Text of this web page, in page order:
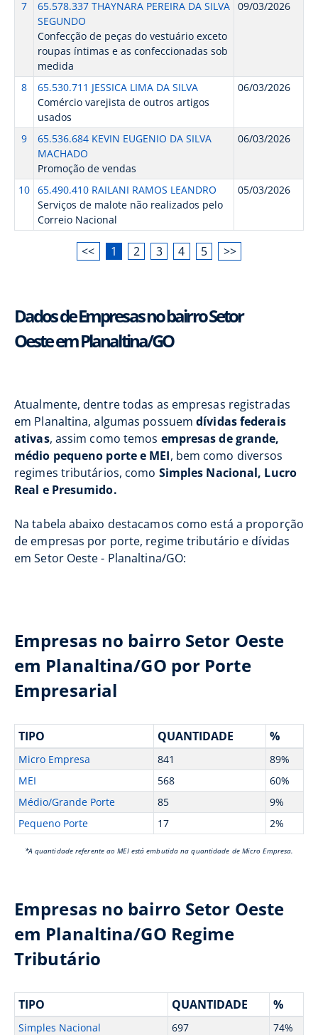
7
65.578.337 THAYNARA PEREIRA DA SILVA
SEGUNDO
Confecção de peças do vestuário exceto
roupas íntimas e as confeccionadas sob
medida
09/03/2026
8
65.530.711 JESSICA LIMA DA SILVA
Comércio varejista de outros artigos
usados
06/03/2026
9
65.536.684 KEVIN EUGENIO DA SILVA
MACHADO
Promoção de vendas
06/03/2026
10 65.490.410 RAILANI RAMOS LEANDRO
Serviços de malote não realizados pelo
Correio Nacional
05/03/2026
<< 1 2 3 4 5 >>
Dados de Empresas no bairro Setor
Oeste em Planaltina/GO
Atualmente, dentre todas as empresas registradas
em Planaltina, algumas possuemdívidas federais
ativas, assim como temos empresas de grande,
médio pequeno porte e MEI, bem como diversos
regimes tributários, como Simples Nacional, Lucro
Real e Presumido.
Na tabela abaixo destacamos como está a proporção
de empresas por porte, regime tributário e dívidas
em Setor Oeste - Planaltina/GO:
Empresas no bairro Setor Oeste
em Planaltina/GO por Porte
Empresarial
TIPO QUANTIDADE %
Micro Empresa 841
89%
MEI
568
60%
Médio/Grande Porte
85
9%
Pequeno Porte
17 2%
*A quantidade referente ao MEI está embutida na quantidade de Micro Empresa.
Empresas no bairro Setor Oeste
em Planaltina/GO Regime
Tributário
TIPO QUANTIDADE %
Simples Nacional 697
74%